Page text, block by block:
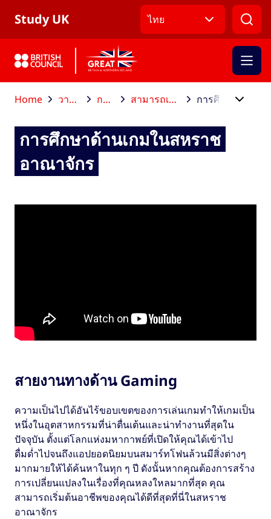
Study UK ไทย
Home วางแผนการศึกษาต่อ การเลือกหลักสูตร สามารถเลือกศึกษาสาขาวิชาใดได้บ้าง การศึกษาด้านเกมในสหราชอาณาจักร
การศึกษาด้านเกมในสหราช
อาณาจักร
สายงานทางด้าน Gaming
ความเป็นไปได้อันไร้ขอบเขตของการเล่นเกมทำให้เกมเป็น
หนึ่งในอุตสาหกรรมที่น่าตื่นเต้นและน่าทำงานที่สุดใน
ปัจจุบัน ตั้งแต่โลกแห่งมหากาพย์ที่เปิดให้คุณได้เข้าไป
ดื่มด่ำไปจนถึงแอปยอดนิยมบนสมาร์ทโฟนล้วนมีสิ่งต่างๆ
มากมายให้ได้ค้นหาในทุก ๆ ปี ดังนั้นหากคุณต้องการสร้าง
การเปลี่ยนแปลงในเรื่องที่คุณหลงใหลมากที่สุด คุณ
สามารถเริ่มต้นอาชีพของคุณได้ดีที่สุดที่นี่ในสหราช
อาณาจักร